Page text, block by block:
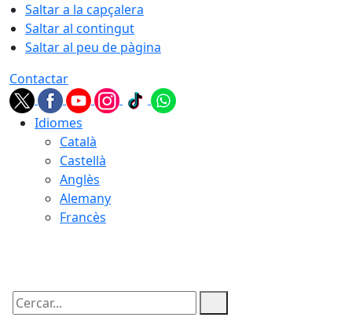
Saltar a la capçalera
Saltar al contingut
Saltar al peu de pàgina
Contactar
Idiomes
Català
Castellà
Anglès
Alemany
Francès
Cercar: